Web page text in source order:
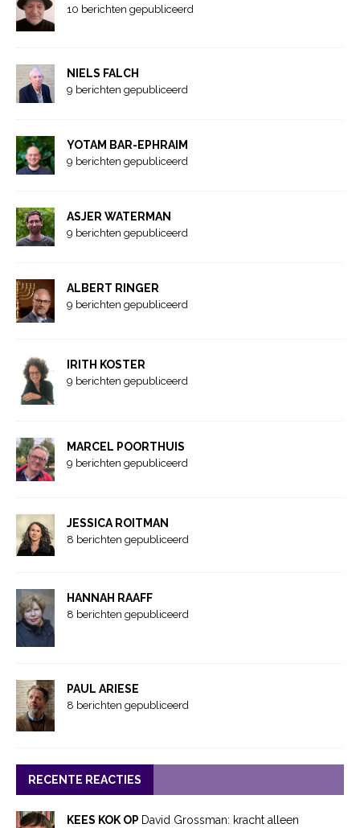
10 berichten gepubliceerd
NIELS FALCH
9 berichten gepubliceerd
YOTAM BAR-EPHRAIM
9 berichten gepubliceerd
ASJER WATERMAN
9 berichten gepubliceerd
ALBERT RINGER
9 berichten gepubliceerd
IRITH KOSTER
9 berichten gepubliceerd
MARCEL POORTHUIS
9 berichten gepubliceerd
JESSICA ROITMAN
8 berichten gepubliceerd
HANNAH RAAFF
8 berichten gepubliceerd
PAUL ARIESE
8 berichten gepubliceerd
RECENTE REACTIES
KEES KOK OP David Grossman: kracht alleen